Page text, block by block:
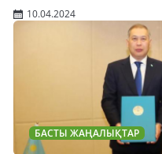
10.04.2024
БАСТЫ ЖАҢАЛЫҚТАР